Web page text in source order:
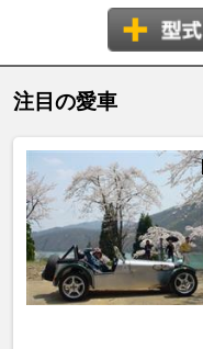
注目の愛車